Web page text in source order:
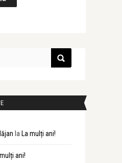
la La mulți ani!
ani!